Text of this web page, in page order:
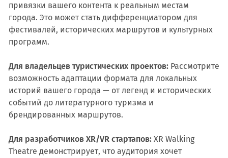
привязки вашего контента к реальным местам
города. Это может стать дифференциатором для
фестивалей, исторических маршрутов и культурных
программ.
Для владельцев туристических проектов:Рассмотрите
возможность адаптации формата для локальных
историй вашего города — от легенд и исторических
событий до литературного туризма и
брендированных маршрутов.
Для разработчиков XR/VR стартапов:XR Walking
Theatre демонстрирует, что аудитория хочет